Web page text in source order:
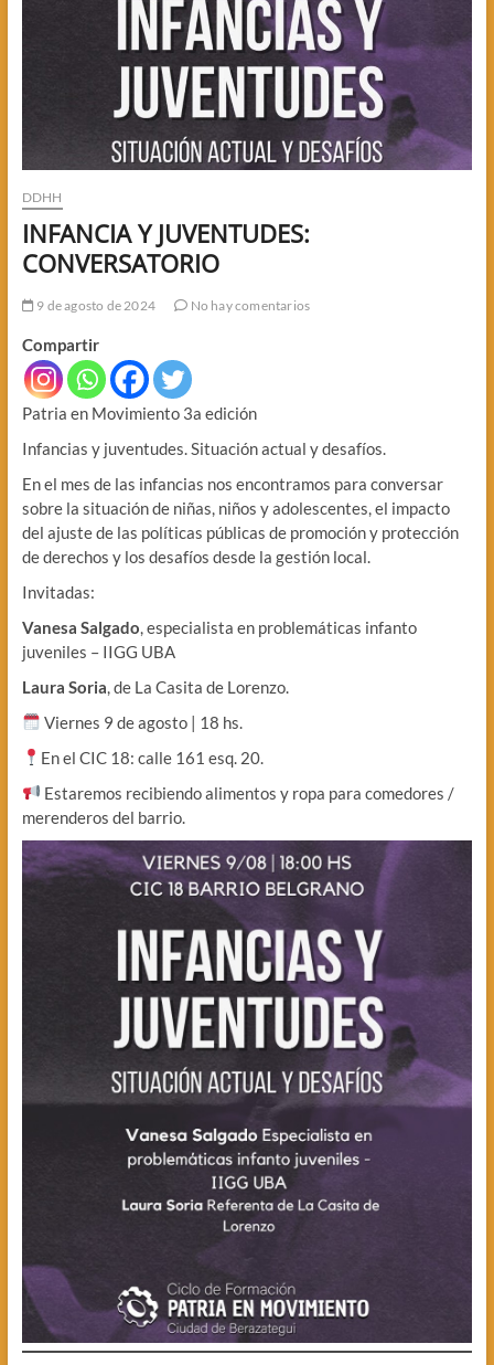
DDHH
INFANCIA Y JUVENTUDES:
CONVERSATORIO
9 de agosto de 2024 No hay comentarios
Compartir
Patria en Movimiento 3a edición
Infancias y juventudes. Situación actual y desafíos.
En el mes de las infancias nos encontramos para conversar
sobre la situación de niñas, niños y adolescentes, el impacto
del ajuste de las políticas públicas de promoción y protección
de derechos y los desafíos desde la gestión local.
Invitadas:
Vanesa Salgado , especialista en problemáticas infanto
juveniles – IIGG UBA
Laura Soria , de La Casita de Lorenzo.
Viernes 9 de agosto | 18 hs.
En el CIC 18: calle 161 esq. 20.
Estaremos recibiendo alimentos y ropa para comedores /
merenderos del barrio.